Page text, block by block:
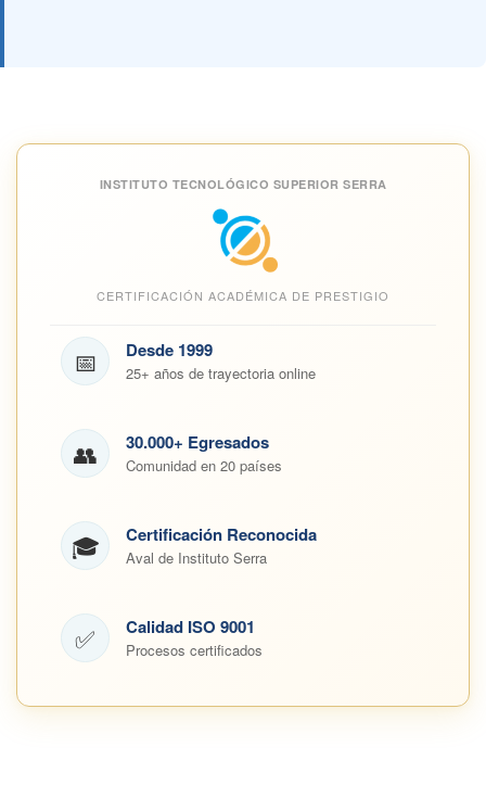
INSTITUTO TECNOLÓGICO SUPERIOR SERRA
CERTIFICACIÓN ACADÉMICA DE PRESTIGIO
📅 Desde 1999
25+ años de trayectoria online
👥 30.000+ Egresados
Comunidad en 20 países
🎓 Certificación Reconocida
Aval de Instituto Serra
✅ Calidad ISO 9001
Procesos certificados